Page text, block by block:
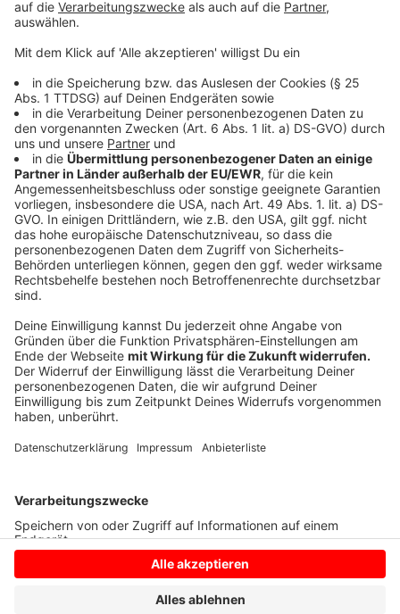
Minute…" mit dem Hit "Nice To Meet You" festigte
sollte weiter.
Anzeige
Musikvideo mit historischem Bezug
Anzeige
Das Musikvideo zur Single zeigt eine Reise durch
verschiedene Epochen, darunter die Barockzeit, die
Hippie-Ära und die Disco-Ära. Die Künstler tragen dazu
prägen.
Anzeige
Anzeige